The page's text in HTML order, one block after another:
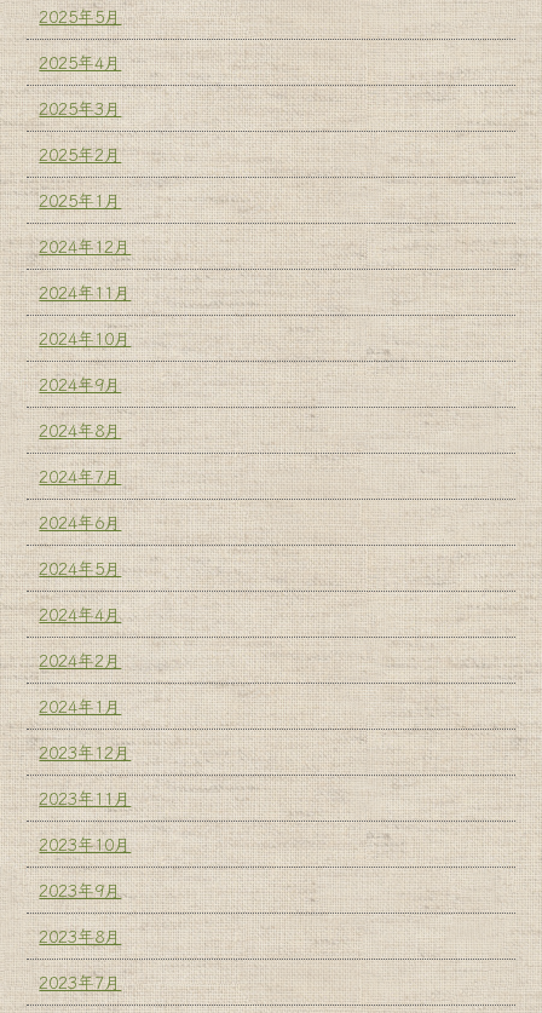
2025年5月
2025年4月
2025年3月
2025年2月
2025年1月
2024年12月
2024年11月
2024年10月
2024年9月
2024年8月
2024年7月
2024年6月
2024年5月
2024年4月
2024年2月
2024年1月
2023年12月
2023年11月
2023年10月
2023年9月
2023年8月
2023年7月